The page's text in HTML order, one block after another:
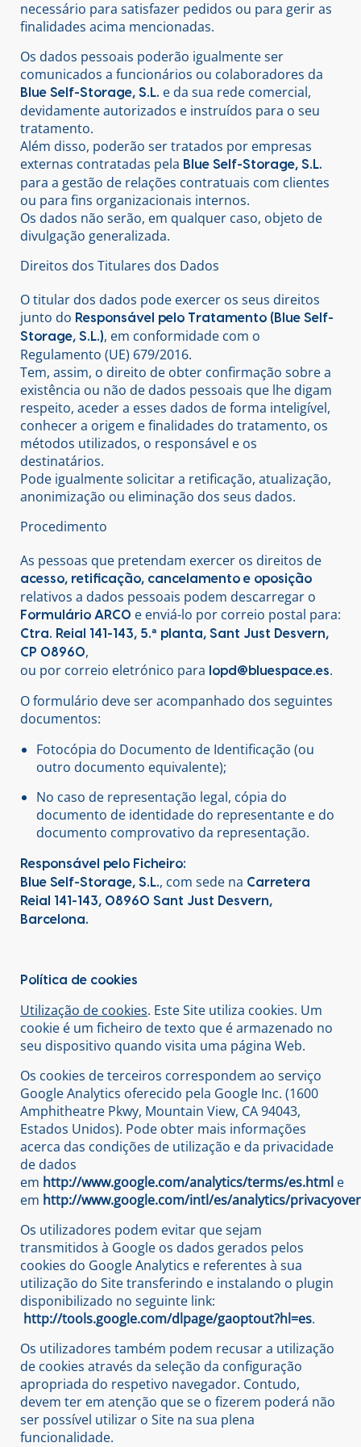
necessário para satisfazer pedidos ou para gerir as
finalidades acima mencionadas.
Os dados pessoais poderão igualmente ser
comunicados a funcionários ou colaboradores da
Blue Self-Storage, S.L. e da sua rede comercial,
devidamente autorizados e instruídos para o seu
tratamento.
Além disso, poderão ser tratados por empresas
externas contratadas pela Blue Self-Storage, S.L.
para a gestão de relações contratuais com clientes
ou para fins organizacionais internos.
Os dados não serão, em qualquer caso, objeto de
divulgação generalizada.
Direitos dos Titulares dos Dados
O titular dos dados pode exercer os seus direitos
junto do Responsável pelo Tratamento (Blue Self-
Storage, S.L.), em conformidade com o
Regulamento (UE) 679/2016.
Tem, assim, o direito de obter confirmação sobre a
existência ou não de dados pessoais que lhe digam
respeito, aceder a esses dados de forma inteligível,
conhecer a origem e finalidades do tratamento, os
métodos utilizados, o responsável e os
destinatários.
Pode igualmente solicitar a retificação, atualização,
anonimização ou eliminação dos seus dados.
Procedimento
As pessoas que pretendam exercer os direitos de
acesso, retificação, cancelamento e oposição
relativos a dados pessoais podem descarregar o
Formulário ARCO e enviá-lo por correio postal para:
Ctra. Reial 141-143, 5.ª planta, Sant Just Desvern,
CP 08960,
ou por correio eletrónico para
lopd@bluespace.es.
O formulário deve ser acompanhado dos seguintes
documentos:
Fotocópia do Documento de Identificação (ou
outro documento equivalente);
No caso de representação legal, cópia do
documento de identidade do representante e do
documento comprovativo da representação.
Responsável pelo Ficheiro:
Blue Self-Storage, S.L., com sede na Carretera
Reial 141-143, 08960 Sant Just Desvern,
Barcelona.
Política de cookies
Utilização de cookies. Este Site utiliza cookies. Um
cookie é um ficheiro de texto que é armazenado no
seu dispositivo quando visita uma página Web.
Os cookies de terceiros correspondem ao serviço
Google Analytics oferecido pela Google Inc. (1600
Amphitheatre Pkwy, Mountain View, CA 94043,
Estados Unidos). Pode obter mais informações
acerca das condições de utilização e da privacidade
de dados
em http://www.google.com/analytics/terms/es.html e
em http://www.google.com/intl/es/analytics/
Os utilizadores podem evitar que sejam
transmitidos à Google os dados gerados pelos
cookies do Google Analytics e referentes à sua
utilização do Site transferindo e instalando o plugin
disponibilizado no seguinte link:
http://tools.google.com/dlpage/gaoptout?hl=es.
Os utilizadores também podem recusar a utilização
de cookies através da seleção da configuração
apropriada do respetivo navegador. Contudo,
devem ter em atenção que se o fizerem poderá não
ser possível utilizar o Site na sua plena
funcionalidade.